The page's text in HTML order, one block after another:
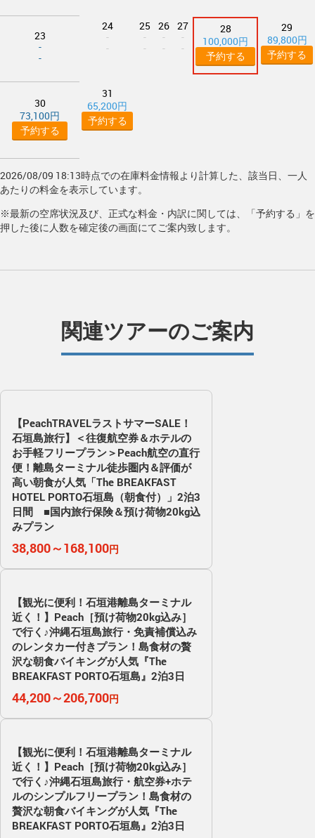
23
-
-
24
-
-
25
-
-
26
-
-
27
-
-
28
100,000円
予約する
29
89,800円
予約する
30
73,100円
予約する
31
65,200円
予約する
2026/08/09 18:13時点での在庫料金情報より計算した、該当日、一人
あたりの料金を表示しています。
※最新の空席状況及び、正式な料金・内訳に関しては、「予約する」を
押した後に人数を確定後の画面にてご案内致します。
関連ツアーのご案内
【PeachTRAVELラストサマーSALE！
石垣島旅行】＜往復航空券＆ホテルの
お手軽フリープラン＞Peach航空の直行
便！離島ターミナル徒歩圏内＆評価が
高い朝食が人気「The BREAKFAST
HOTEL PORTO石垣島（朝食付）」2泊3
日間 ■国内旅行保険＆預け荷物20kg込
みプラン
38,800～168,100円
【観光に便利！石垣港離島ターミナル
近く！】Peach［預け荷物20kg込み］
で行く♪沖縄石垣島旅行・免責補償込み
のレンタカー付きプラン！島食材の贅
沢な朝食バイキングが人気『The
BREAKFAST PORTO石垣島』2泊3日
44,200～206,700円
【観光に便利！石垣港離島ターミナル
近く！】Peach［預け荷物20kg込み］
で行く♪沖縄石垣島旅行・航空券+ホテ
ルのシンプルフリープラン！島食材の
贅沢な朝食バイキングが人気『The
BREAKFAST PORTO石垣島』2泊3日